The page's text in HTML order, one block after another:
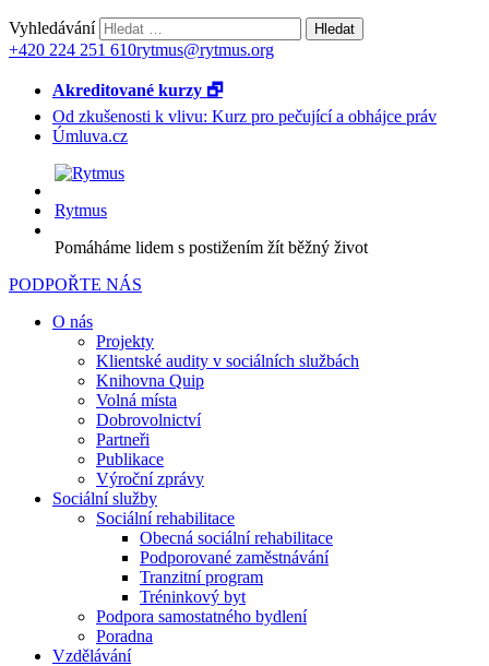
Vyhledávání
+420 224 251 610rytmus@rytmus.org
Akreditované kurzy 🗗
Od zkušenosti k vlivu: Kurz pro pečující a obhájce práv
Úmluva.cz
Rytmus
Pomáháme lidem s postižením žít běžný život
PODPOŘTE NÁS
O nás
Projekty
Klientské audity v sociálních službách
Knihovna Quip
Volná místa
Dobrovolnictví
Partneři
Publikace
Výroční zprávy
Sociální služby
Sociální rehabilitace
Obecná sociální rehabilitace
Podporované zaměstnávání
Tranzitní program
Tréninkový byt
Podpora samostatného bydlení
Poradna
Vzdělávání